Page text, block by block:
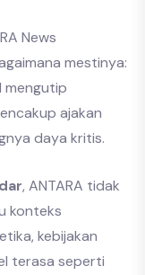
News
mestinya:
mengutip
ajakan
daya kritis.
, ANTARA tidak
konteks
kebijakan
terasa seperti